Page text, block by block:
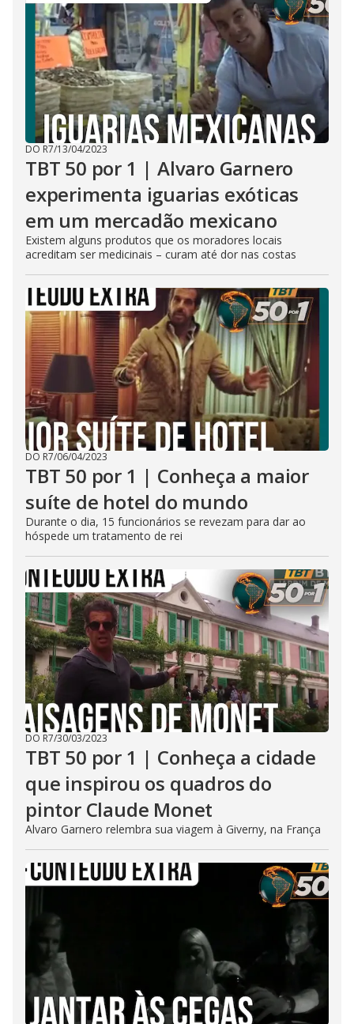
DO R7/13/04/2023
TBT 50 por 1 | Alvaro Garnero
experimenta iguarias exóticas
em um mercadão mexicano
Existem alguns produtos que os moradores locais
acreditam ser medicinais – curam até dor nas costas
DO R7/06/04/2023
TBT 50 por 1 | Conheça a maior
suíte de hotel do mundo
Durante o dia, 15 funcionários se revezam para dar ao
hóspede um tratamento de rei
DO R7/30/03/2023
TBT 50 por 1 | Conheça a cidade
que inspirou os quadros do
pintor Claude Monet
Alvaro Garnero relembra sua viagem à Giverny, na França